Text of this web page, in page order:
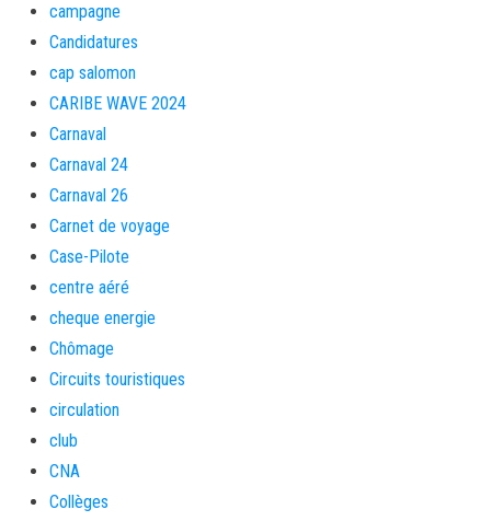
campagne
Candidatures
cap salomon
CARIBE WAVE 2024
Carnaval
Carnaval 24
Carnaval 26
Carnet de voyage
Case-Pilote
centre aéré
cheque energie
Chômage
Circuits touristiques
circulation
club
CNA
Collèges